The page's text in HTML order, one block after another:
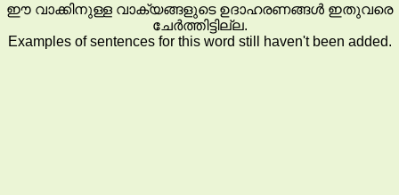
ഈ വാക്കിനുള്ള വാക്യങ്ങളുടെ ഉദാഹരണങ്ങൾ ഇതുവരെ
ചേർത്തിട്ടില്ല.
Examples of sentences for this word still haven't been added.